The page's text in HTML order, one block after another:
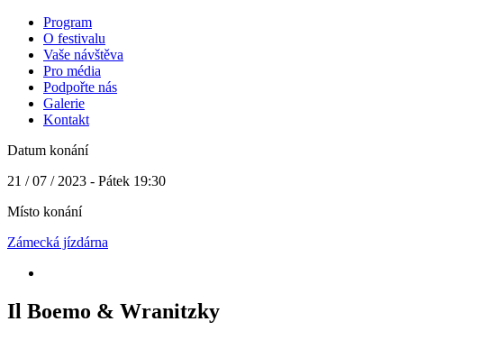
Program
O festivalu
Vaše návštěva
Pro média
Podpořte nás
Galerie
Kontakt
Datum konání
21 / 07 / 2023 - Pátek 19:30
Místo konání
Zámecká jízdárna
Il Boemo & Wranitzky